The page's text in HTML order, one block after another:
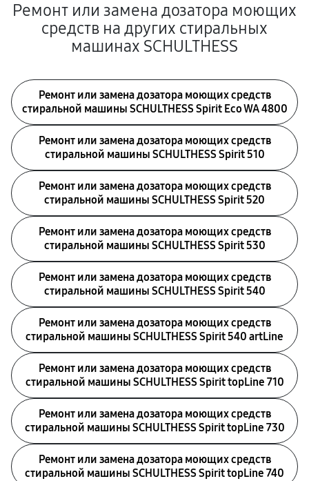
Ремонт или замена дозатора моющих
средств на других стиральных
машинах SCHULTHESS
Ремонт или замена дозатора моющих средств
стиральной машины SCHULTHESS Spirit Eco WA 4800
Ремонт или замена дозатора моющих средств
стиральной машины SCHULTHESS Spirit 510
Ремонт или замена дозатора моющих средств
стиральной машины SCHULTHESS Spirit 520
Ремонт или замена дозатора моющих средств
стиральной машины SCHULTHESS Spirit 530
Ремонт или замена дозатора моющих средств
стиральной машины SCHULTHESS Spirit 540
Ремонт или замена дозатора моющих средств
стиральной машины SCHULTHESS Spirit 540 artLine
Ремонт или замена дозатора моющих средств
стиральной машины SCHULTHESS Spirit topLine 710
Ремонт или замена дозатора моющих средств
стиральной машины SCHULTHESS Spirit topLine 730
Ремонт или замена дозатора моющих средств
стиральной машины SCHULTHESS Spirit topLine 740